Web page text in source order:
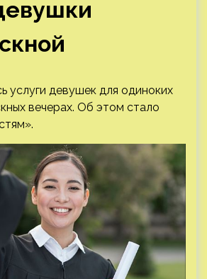
услуги девушек для одиноких
вечерах. Об этом стало